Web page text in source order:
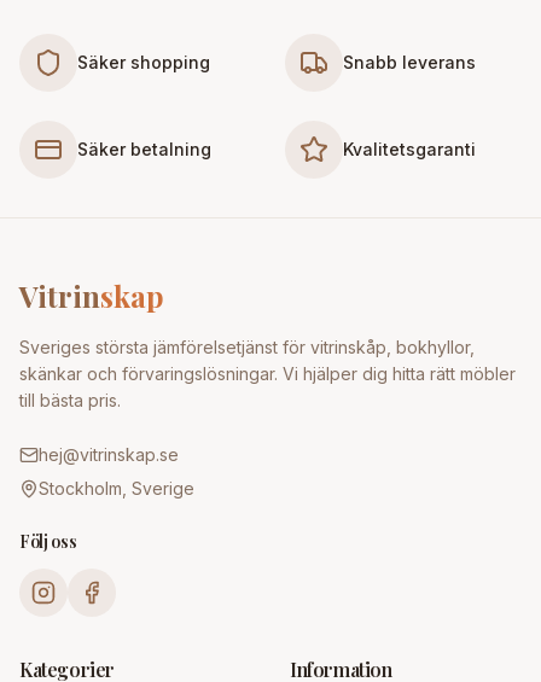
Säker shopping Snabb leverans
Säker betalning Kvalitetsgaranti
Vitrinskap
Sveriges största jämförelsetjänst för vitrinskåp, bokhyllor,
skänkar och förvaringslösningar. Vi hjälper dig hitta rätt möbler
till bästa pris.
hej@vitrinskap.se
Stockholm, Sverige
Följ oss
Kategorier Information